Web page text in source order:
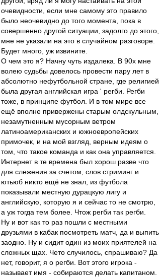
очевидности, если мне самому это правило
было неочевидно до того момента, пока в
совершенно другой ситуации, задолго до этого,
мне не указали на это в случайном разговоре.
Будет много, уж извините.
О чем это я? Начну чуть издалека. В 90х мне
волею судьбы довелось провести пару лет в
абсолютно нефутбольной стране, где религией
была другая английская игра ' регби. Регби
тоже, в принципе футбол. И в том мире все
ещё вполне привержены старым олдскульным,
незамутненным мусорным ветром
латиноамериканских и южноевропейских
примочек, и на мой взгляд, верным идеям о
том, что такое команда и как она управляется.
Интернет в те времена был хорош разве что
для слежения за счетом, слов стриминг и
ютьюб никто ещё не знал, из футбола
показывали местную дурацкую лигу и
английскую, которую я и сейчас то не смотрю,
а уж тогда тем более. Чтож регби так регби.
Ну и вот как то раз пошли с местными
друзьями в кабак посмотреть матч, да и выпить
заодно. Ну и сидит один из моих приятелей на
сложных щах. Чето случилось, спрашиваю? Да
нет, говорит, я о регби. Вот этого игрока -
называет имя - собираются делать капитаном.